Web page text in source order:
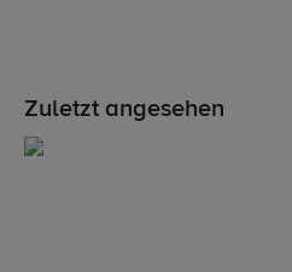
Zuletzt angesehen